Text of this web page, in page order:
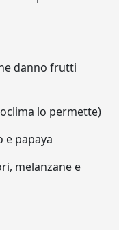
danno frutti
lo permette)
e papaya
melanzane e